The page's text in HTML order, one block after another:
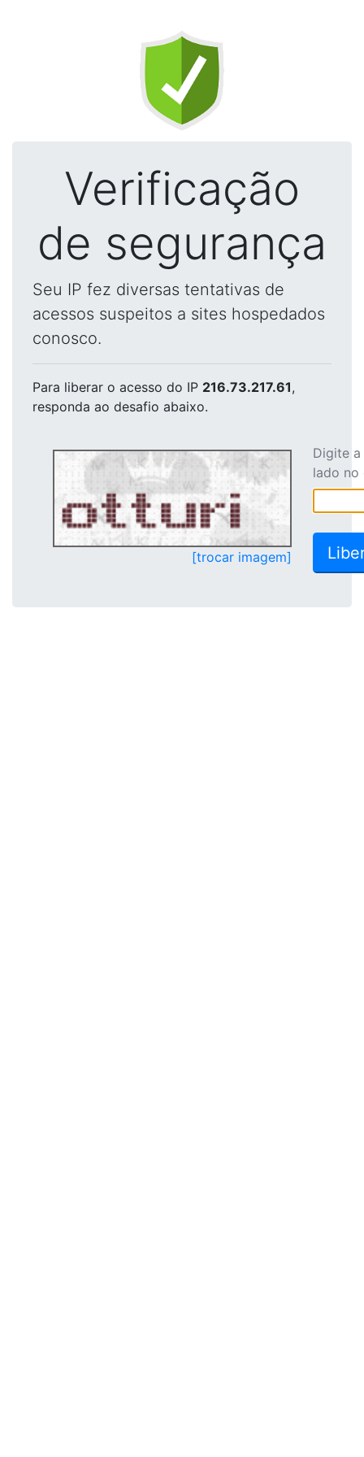
Verificação
de segurança
Seu IP fez diversas tentativas de
acessos suspeitos a sites hospedados
conosco.
Para liberar o acesso do IP 216.73.217.61,
responda ao desafio abaixo.
[trocar imagem]
Digite
lado no